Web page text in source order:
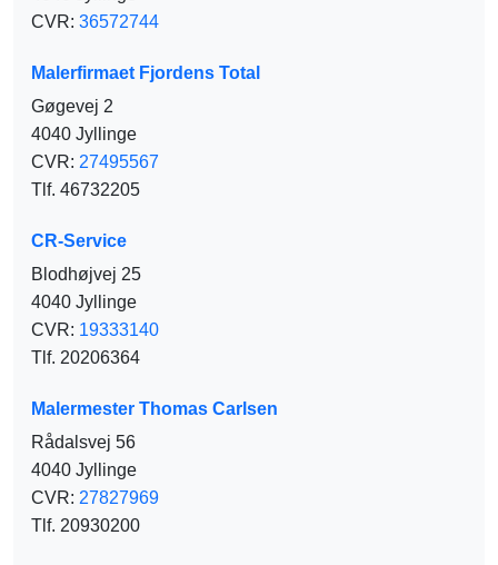
CVR: 36572744
Malerfirmaet Fjordens Total
Gøgevej 2
4040 Jyllinge
CVR: 27495567
Tlf. 46732205
CR-Service
Blodhøjvej 25
4040 Jyllinge
CVR: 19333140
Tlf. 20206364
Malermester Thomas Carlsen
Rådalsvej 56
4040 Jyllinge
CVR: 27827969
Tlf. 20930200